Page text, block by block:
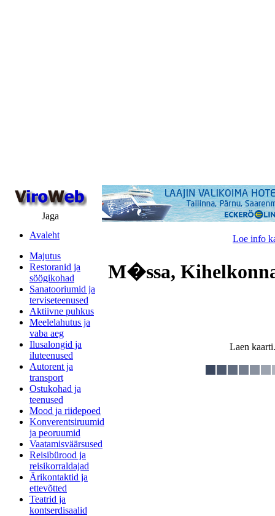
Jaga
Avaleht
Majutus
Restoranid ja
söögikohad
Sanatooriumid ja
terviseteenused
Aktiivne puhkus
Meelelahutus ja
vaba aeg
Ilusalongid ja
iluteenused
Autorent ja
transport
Ostukohad ja
teenused
Mood ja riidepoed
Konverentsiruumid
ja peoruumid
Vaatamisväärsused
Reisibürood ja
reisikorraldajad
Ärikontaktid ja
ettevõtted
Teatrid ja
kontserdisaalid
Loe info
M�ssa,
Laen